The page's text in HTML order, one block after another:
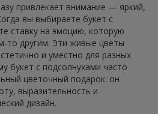
привлекает внимание — яркий,
вы выбираете букет с
ставку на эмоцию, которую
то другим. Эти живые цветы
и уместно для разных
букет с подсолнухами часто
цветочный подарок: он
выразительность и
дизайн.